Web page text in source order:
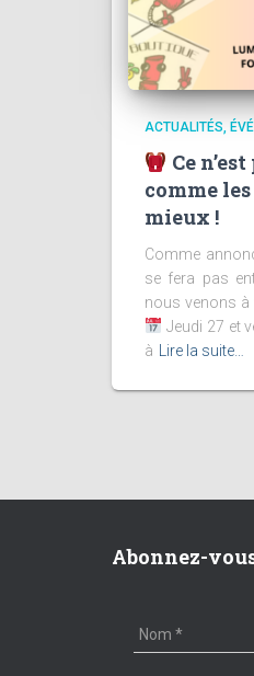
ACTUALITÉS
Ce
comme
mieux !
Comme
se fera pas
nous venons à
Jeudi 27 et
à
Lire la suite…
Abonnez-